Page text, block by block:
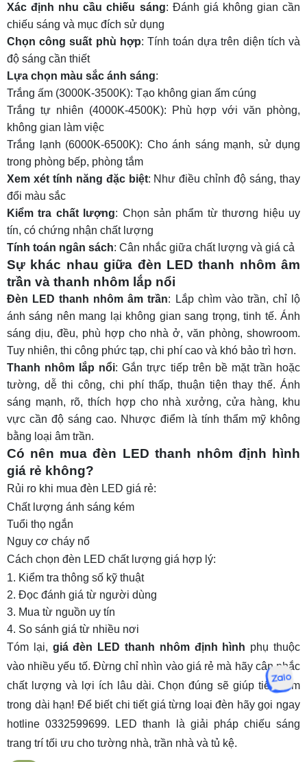
Xác định nhu cầu chiếu sáng: Đánh giá không gian cần
chiếu sáng và mục đích sử dụng
Chọn công suất phù hợp: Tính toán dựa trên diện tích và
độ sáng cần thiết
Lựa chọn màu sắc ánh sáng:
Trắng ấm (3000K-3500K): Tạo không gian ấm cúng
Trắng tự nhiên (4000K-4500K): Phù hợp với văn phòng,
không gian làm việc
Trắng lạnh (6000K-6500K): Cho ánh sáng mạnh, sử dụng
trong phòng bếp, phòng tắm
Xem xét tính năng đặc biệt: Như điều chỉnh độ sáng, thay
đổi màu sắc
Kiểm tra chất lượng: Chọn sản phẩm từ thương hiệu uy
tín, có chứng nhận chất lượng
Tính toán ngân sách: Cân nhắc giữa chất lượng và giá cả
Sự khác nhau giữa đèn LED thanh nhôm âm
trần và thanh nhôm lắp nổi
Đèn LED thanh nhôm âm trần: Lắp chìm vào trần, chỉ lộ
ánh sáng nên mang lại không gian sang trọng, tinh tế. Ánh
sáng dịu, đều, phù hợp cho nhà ở, văn phòng, showroom.
Tuy nhiên, thi công phức tạp, chi phí cao và khó bảo trì hơn.
Thanh nhôm lắp nổi: Gắn trực tiếp trên bề mặt trần hoặc
tường, dễ thi công, chi phí thấp, thuận tiện thay thế. Ánh
sáng mạnh, rõ, thích hợp cho nhà xưởng, cửa hàng, khu
vực cần độ sáng cao. Nhược điểm là tính thẩm mỹ không
bằng loại âm trần.
Có nên mua đèn LED thanh nhôm định hình
giá rẻ không?
Rủi ro khi mua đèn LED giá rẻ:
Chất lượng ánh sáng kém
Tuổi thọ ngắn
Nguy cơ cháy nổ
Cách chọn đèn LED chất lượng giá hợp lý:
Kiểm tra thông số kỹ thuật
Đọc đánh giá từ người dùng
Mua từ nguồn uy tín
So sánh giá từ nhiều nơi
Tóm lại, giá đèn LED thanh nhôm định hình phụ thuộc
vào nhiều yếu tố. Đừng chỉ nhìn vào giá rẻ mà hãy cân nhắc
chất lượng và lợi ích lâu dài. Chọn đúng sẽ giúp tiết kiệm
trong dài hạn! Để biết chi tiết giá từng loại đèn hãy gọi ngay
hotline 0332599699. LED thanh là giải pháp chiếu sáng
trang trí tối ưu cho tường nhà, trần nhà và tủ kệ.